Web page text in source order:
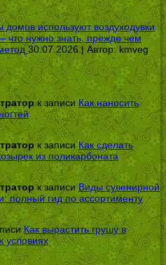
домов используют воздуходувки
что нужно знать, прежде чем
30.07.2026 | Автор:kmveg
к записиКак наносить
к записиКак сделать
из поликарбоната
к записиВиды сувенирной
полный гид по ассортименту
Как вырастить грушу в
условиях